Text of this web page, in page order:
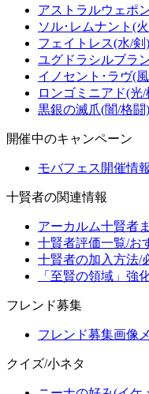
アストラルウェポ
ソル･レムナント(
フェイトレス(水/剣)
ユグドラシルブラ
イノセント･ラヴ(
ロンゴミニアド(光/
黒銀の滅爪(闇/格闘)
開催中のキャンペーン
モバフェス開催情報
十賢者の関連情報
アーカルム十賢者
十賢者評価一覧/お
十賢者の加入方法/
「至賢の領域」強
フレンド募集
フレンド募集画像
クイズ/小ネタ